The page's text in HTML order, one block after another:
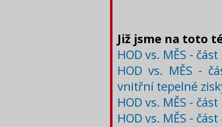
Již jsme na toto
HOD vs. MĚS -
HOD vs. MĚS -
vnitřní tepelné
HOD vs. MĚS -
HOD vs. MĚS -